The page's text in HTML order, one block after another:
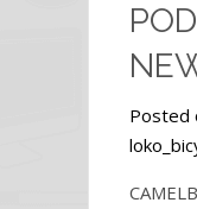
Posted